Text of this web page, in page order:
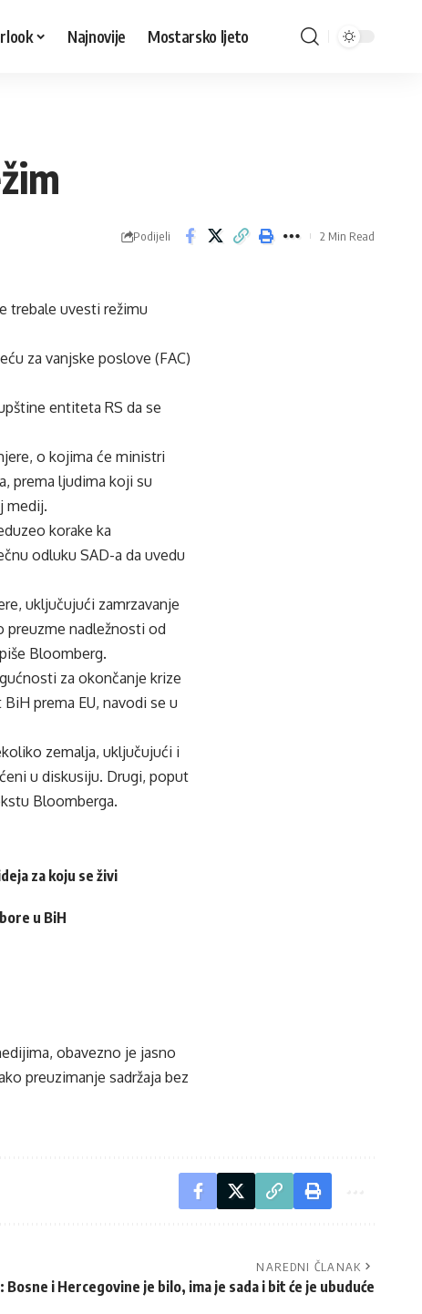
Najnovije Mostarsko ljeto
Podijeli 2 Min Read
trebale uvesti režimu
za vanjske poslove (FAC)
entiteta RS da se
o kojima će ministri
prema ljudima koji su
medij.
korake ka
odluku SAD-a da uvedu
uključujući zamrzavanje
preuzme nadležnosti od
Bloomberg.
za okončanje krize
prema EU, navodi se u
zemalja, uključujući i
u diskusiju. Drugi, poput
Bloomberga.
za koju se živi
u BiH
obavezno je jasno
preuzimanje sadržaja bez
NAREDNI ČLANAK
Bosne i Hercegovine je bilo, ima je sada i bit će je ubuduće